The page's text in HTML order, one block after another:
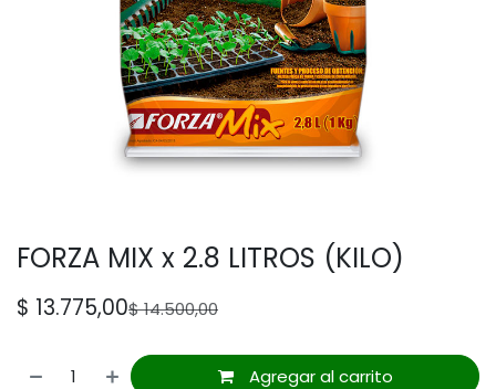
FORZA MIX x 2.8 LITROS (KILO)
$ 13.775,00$14.500,00
Agregar al carrito